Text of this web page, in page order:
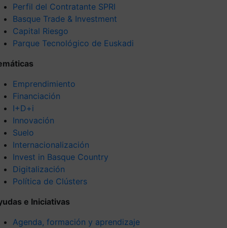
Perfil del Contratante SPRI
Basque Trade & Investment
Capital Riesgo
Parque Tecnológico de Euskadi
Emprendimiento
Financiación
I+D+i
Innovación
Suelo
Internacionalización
Invest in Basque Country
Digitalización
Política de Clústers
e Iniciativas
Agenda, formación y aprendizaje